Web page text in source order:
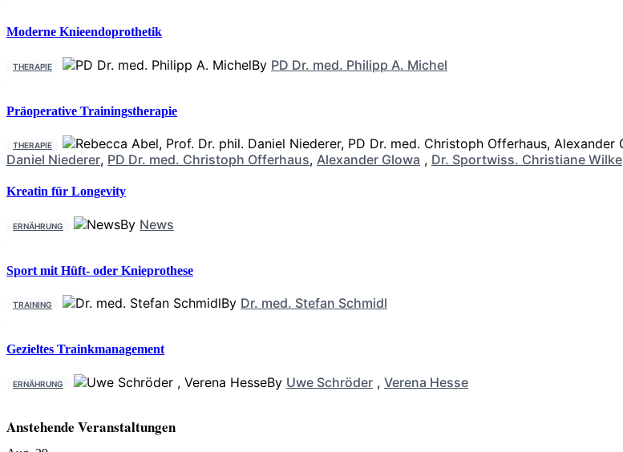
Moderne Knieendoprothetik
THERAPIE By PD Dr. med. Philipp A. Michel
Präoperative Trainingstherapie
THERAPIE
Daniel Niederer, PD Dr. med. Christoph Offerhaus, Alexander Glowa , Dr. Sportwiss. Christiane Wilke
Kreatin für Longevity
ERNÄHRUNG By News
Sport mit Hüft- oder Knieprothese
TRAINING By Dr. med. Stefan Schmidl
Gezieltes Trainkmanagement
ERNÄHRUNG By Uwe Schröder , Verena Hesse
Anstehende Veranstaltungen